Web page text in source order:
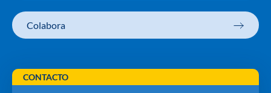
Colabora
CONTACTO